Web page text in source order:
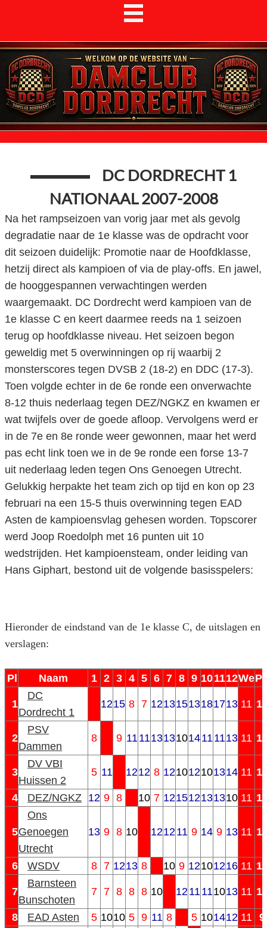
DC DORDRECHT 1
NATIONAAL 2007-2008
Na het rampseizoen van vorig jaar met als gevolg
degradatie naar de 1e klasse was de opdracht voor
dit seizoen duidelijk: Promotie naar de Hoofdklasse,
hetzij direct als kampioen of via de play-offs. En jawel,
de hooggespannen verwachtingen werden
waargemaakt. DC Dordrecht werd kampioen van de
1e klasse C en keert daarmee reeds na 1 seizoen
terug op hoofdklasse niveau. Het seizoen begon
geweldig met 5 overwinningen op rij waarbij 2
monsterscores tegen DVSB 2 (18-2) en DDC (17-3).
Toen volgde echter in de 6e ronde een onverwachte
8-12 thuis nederlaag tegen DEZ/NGKZ en kwamen er
wat twijfels over de goede afloop. Vervolgens werd er
in de 7e en 8e ronde weer gewonnen, maar het werd
pas echt link toen we in de 9e ronde een forse 13-7
uit nederlaag leden tegen Ons Genoegen Utrecht.
Gelukkig herpakte het team zich op tijd en kon op 23
februari na een 15-5 thuis overwinning tegen EAD
Asten de kampioensvlag gehesen worden. Topscorer
werd Joop Roedolph met 16 punten uit 10
wedstrijden. Het kampioensteam, onder leiding van
Hans Giphart, bestond uit de volgende basisspelers:
Hieronder de eindstand van de 1e klasse C, de uitslagen en
verslagen:
Pl Naam 1 2 3 4 5 6 7 8 9 101112We
1
DC
Dordrecht 1
1215 8 7 12131513181713 11
2
PSV
Dammen
8 9 111113131014111113 11
3
DV VBI
Huissen 2
5 11 1212 8 121012101314 11
4 DEZ/NGKZ 12 9 8 10 7 121512131310 11
5
Ons
Genoegen
Utrecht
13 9 8 10 121211 9 14 9 13 11
6 WSDV 8 7 1213 8 10 9 12101216 11
7
Barnsteen
Bunschoten
7 7 8 8 8 10 1211111013 11
8 EAD Asten 5 1010 5 9 11 8 5 101412 11 9